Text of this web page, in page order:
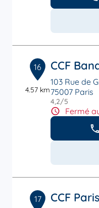
16
4.57 km
CCF
103 Rue de
75007 Paris
4,2/5
Fermé
17 CCF